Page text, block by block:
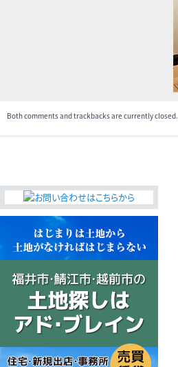
Both comments and trackbacks are currently closed.